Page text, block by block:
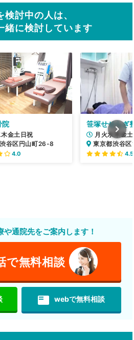
検討中の人は、
緒に検討しています
院
金土日祝
谷区円山町26-8
4.0
笹塚せせらぎ
月火水木金
東京都渋谷
4.5
通院先をご案内します！
で無料相談
featured_play_list webで無料相談